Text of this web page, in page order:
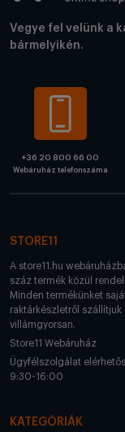
Vegye fel velünk a
bármelyikén.
+36 20 800 66 00
Webáruház telefonszáma
STORE11
A store11.hu
száz termék közül
Minden termékünket
raktárkészletről szállítjuk
villámgyorsan.
Store11 Webáruház
Ügyfélszolgálat
9:30-16:00
KATEGÓRIÁK